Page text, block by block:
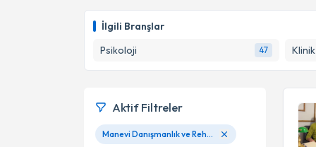
İlgili Branşlar
Psikoloji
47
Aktif Filtreler
Manevi Danışmanlık ve Rehberlik